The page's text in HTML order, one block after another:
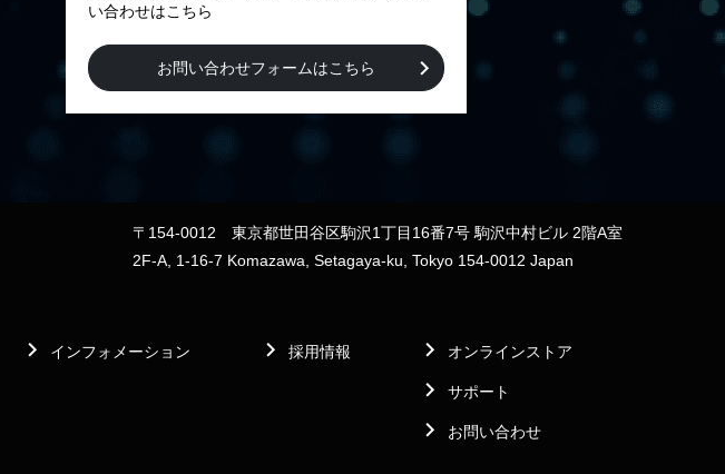
い合わせはこちら
お問い合わせフォームはこちら
〒154-0012 東京都世田谷区駒沢1丁目16番7号 駒沢中村ビル 2階A室
2F-A, 1-16-7 Komazawa, Setagaya-ku, Tokyo 154-0012 Japan
インフォメーション 採用情報 オンラインストア
サポート
お問い合わせ